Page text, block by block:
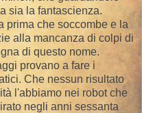
sia la fantascienza.
prima che soccombe e la
alla mancanza di colpi di
di questo nome.
provano a fare i
Che nessun risultato
l'abbiamo nei robot che
negli anni sessanta